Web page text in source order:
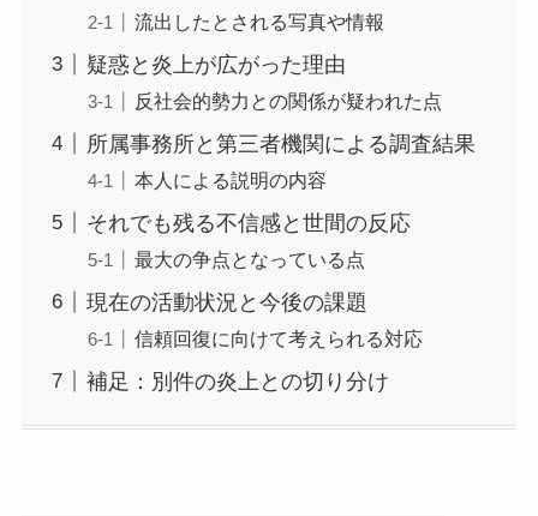
流出したとされる写真や情報
疑惑と炎上が広がった理由
反社会的勢力との関係が疑われた点
所属事務所と第三者機関による調査結果
本人による説明の内容
それでも残る不信感と世間の反応
最大の争点となっている点
現在の活動状況と今後の課題
信頼回復に向けて考えられる対応
補足：別件の炎上との切り分け